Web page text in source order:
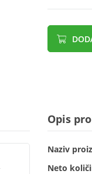
Opis
Naziv
Neto